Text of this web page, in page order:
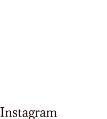
Instagram